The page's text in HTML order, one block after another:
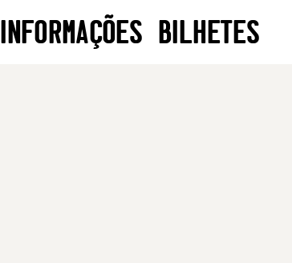
INFORMAÇÕES BILHETES